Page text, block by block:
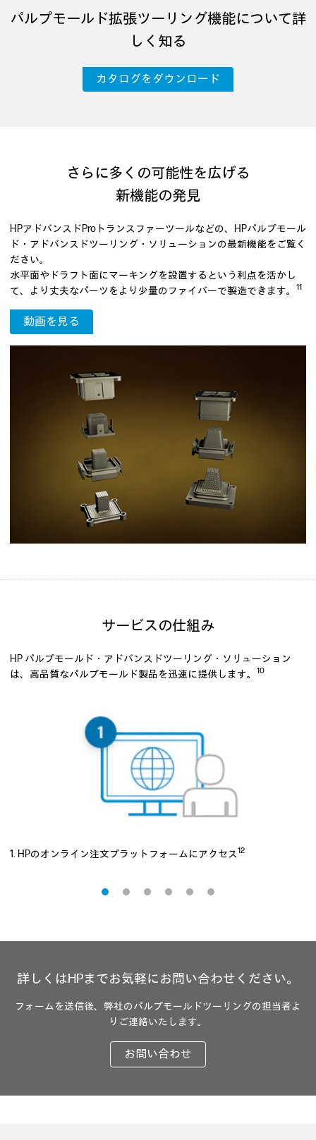
パルプモールド拡張ツーリング機能について詳
しく知る
カタログをダウンロード
さらに多くの可能性を広げる
新機能の発見
HPアドバンスドProトランスファーツールなどの、HPパルプモール
ド・アドバンスドツーリング・ソリューションの最新機能をご覧く
ださい。
水平面やドラフト面にマーキングを設置するという利点を活かし
て、より丈夫なパーツをより少量のファイバーで製造できます。
11
動画を見る
サービスの仕組み
HP パルプモールド・アドバンスドツーリング・ソリューション
は、高品質なパルプモールド製品を迅速に提供します。
10
1. HPのオンライン注文プラットフォームにアクセス12
詳しくはHPまでお気軽にお問い合わせください。
フォームを送信後、弊社のパルプモールドツーリングの担当者よ
りご連絡いたします。
お問い合わせ